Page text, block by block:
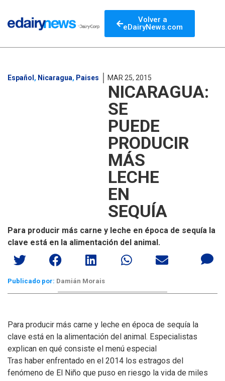
Volver a
eDairyNews.com
Español , Nicaragua, Paises MAR 25, 2015
NICARAGUA:
SE
PUEDE
PRODUCIR
MÁS
LECHE
EN
SEQUÍA
Para producir más carne y leche en época de sequía la
clave está en la alimentación del animal.
Publicado por: Damián Morais
Para producir más carne y leche en época de sequía la
clave está en la alimentación del animal. Especialistas
explican en qué consiste el menú especial
Tras haber enfrentado en el 2014 los estragos del
fenómeno de El Niño que puso en riesgo la vida de miles